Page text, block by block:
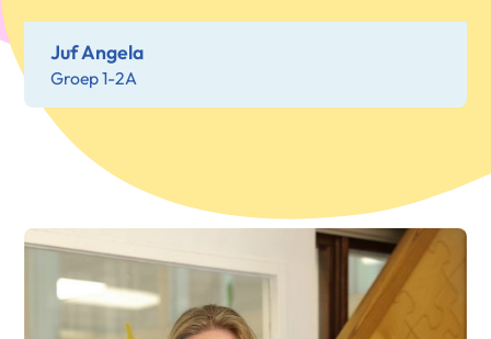
Juf Angela
Groep 1-2A